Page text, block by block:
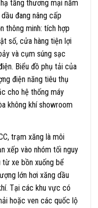
tầng thương mại năm
đang nâng cấp
thông minh: tích hợp
số, cửa hàng tiện lợi
và cụm súng sạc
Biểu đồ phụ tải của
điện năng tiêu thụ
cho hệ thống máy
không khí showroom
trạm xăng là môi
xếp vào nhóm tối nguy
từ xe bồn xuống bể
lớn hơi xăng dầu
Tại các khu vực có
hoặc ven các quốc lộ